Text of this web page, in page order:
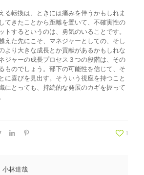
る転換は、ときには痛みを伴うかもしれま
てきたことから距離を置いて、不確実性の
トするというのは、勇気のいることです。
えた先にこそ、マネジャーとしての、そし
より大きな成長とか貢献があるかもしれな
ジャーの成長プロセス３つの段階は、その
ものでしょう。部下の可能性を信じて、そ
に喜びを見出す。そういう視座を持つこと
にとっても、持続的な発展のカギを握って
1
小林達哉